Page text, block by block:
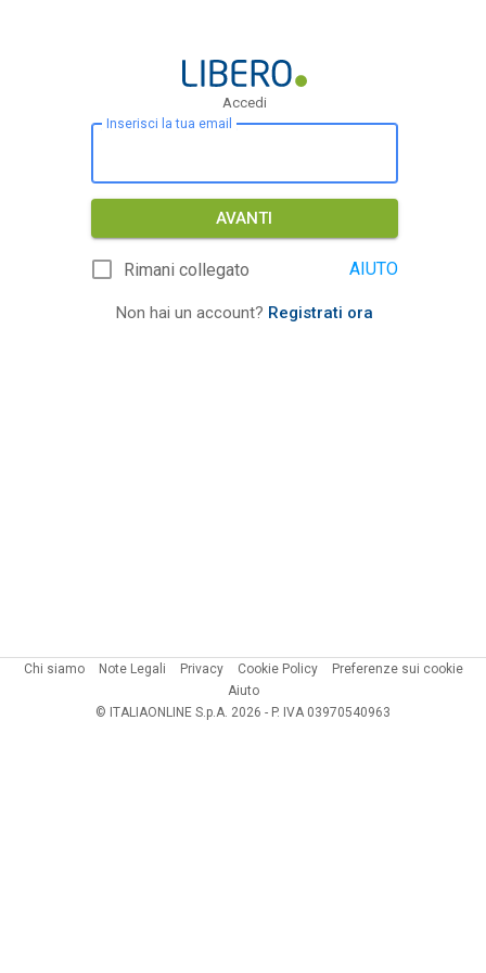
Accedi
Inserisci la tua email
AVANTI
Rimani collegato AIUTO
Non hai un account? Registrati ora
Chi siamo Note Legali Privacy Cookie Policy
Preferenze sui cookie
Aiuto
© ITALIAONLINE S.p.A. 2026 - P. IVA 03970540963